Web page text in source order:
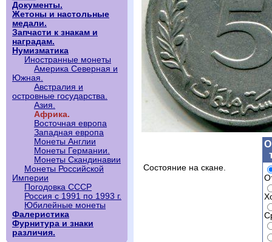
Документы.
Жетоны и настольные
медали.
Запчасти к знакам и
наградам.
Нумизматика
Иностранные монеты
Америка Северная и
Южная.
Австралия и
островные государства.
Азия.
Африка.
Восточная европа
Западная европа
Монеты Англии
Монеты Германии.
Монеты Скандинавии
Монеты Российской
Империи
Погодовка СССР
Россия с 1991 по 1993 г.
Юбилейные монеты
Фалеристика
Фурнитура и знаки
различия.
Состояние на скане.